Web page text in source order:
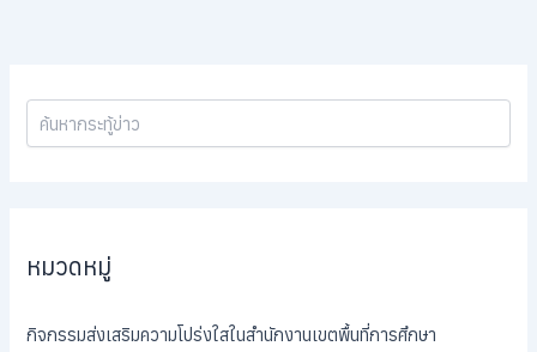
หมวดหมู่
กิจกรรมส่งเสริมความโปร่งใสในสำนักงานเขตพื้นที่การศึกษา